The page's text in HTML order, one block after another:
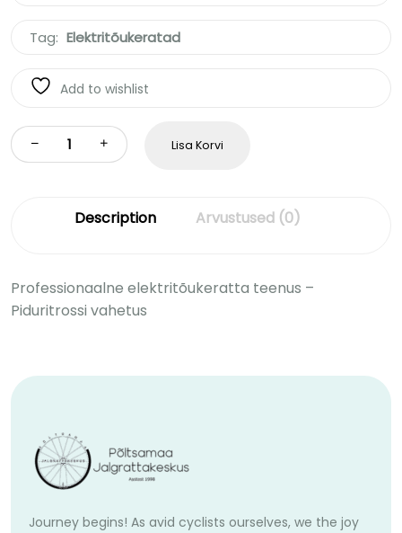
Tag: Elektritõukeratad
Add to wishlist
Lisa Korvi
Description Arvustused (0)
Professionaalne elektritõukeratta teenus –
Piduritrossi vahetus
Journey begins! As avid cyclists ourselves, we the joy